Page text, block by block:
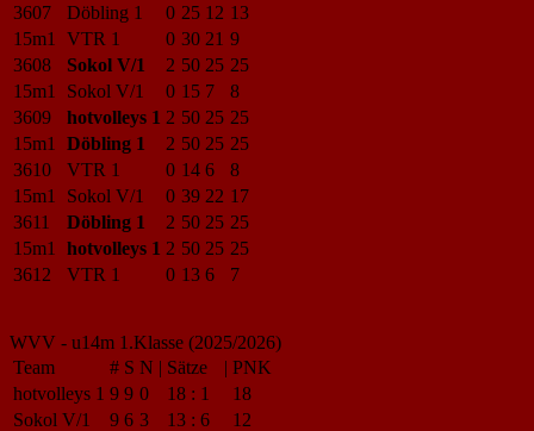
3607
Döbling 1 0 25 12 13
15m1
VTR 1 0 30 21 9
3608
Sokol V/1 2 50 25 25
15m1
Sokol V/1 0 15 7
8
3609
hotvolleys 1 2 50 25 25
15m1
Döbling 1 2 50 25 25
3610
VTR 1 0 14 6
8
15m1
Sokol V/1 0 39 22 17
3611
Döbling 1 2 50 25 25
15m1
hotvolleys 1 2 50 25 25
3612
VTR 1 0 13 6 7
WVV - u14m 1.Klasse (2025/2026)
Team
# S N | Sätze | PNK
hotvolleys 1 9 9 0 18 : 1
18
Sokol V/1
9 6 3 13 : 6
12